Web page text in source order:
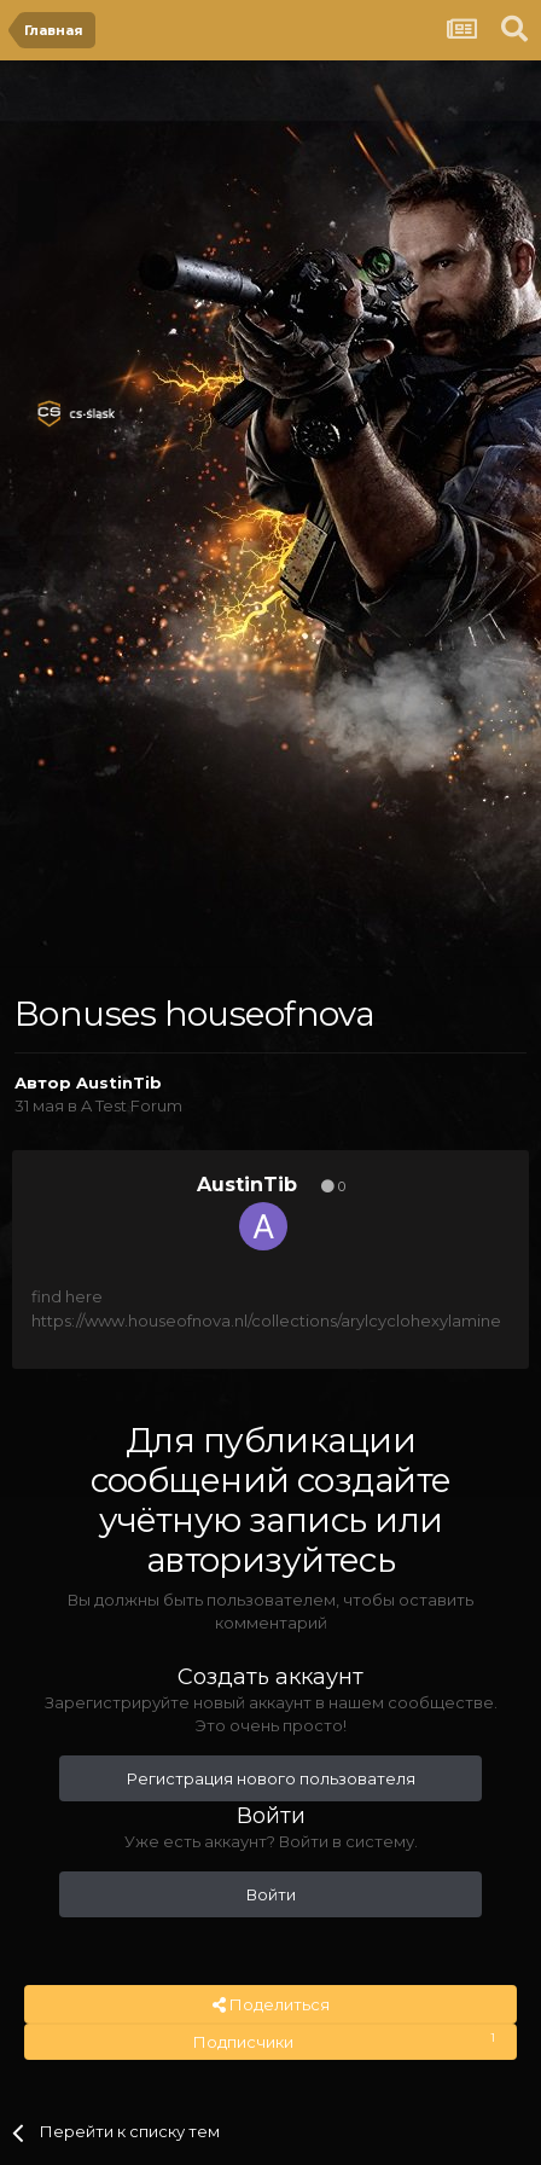
Главная
Bonuses houseofnova
Автор AustinTib
31 мая в A Test Forum
AustinTib 0
find here
https://www.houseofnova.nl/collections/arylcyclohexylamine
Для публикации
сообщений создайте
учётную запись или
авторизуйтесь
Вы должны быть пользователем, чтобы оставить
комментарий
Создать аккаунт
Зарегистрируйте новый аккаунт в нашем сообществе.
Это очень просто!
Регистрация нового пользователя
Войти
Уже есть аккаунт? Войти в систему.
Войти
Поделиться
Подписчики
1
Перейти к списку тем